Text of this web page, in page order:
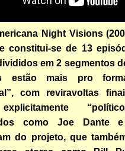
Night Visions
constitui-se de 13
em 2 segmentos
estão mais pro
com reviravoltas
como Joe Dante
do projeto, que